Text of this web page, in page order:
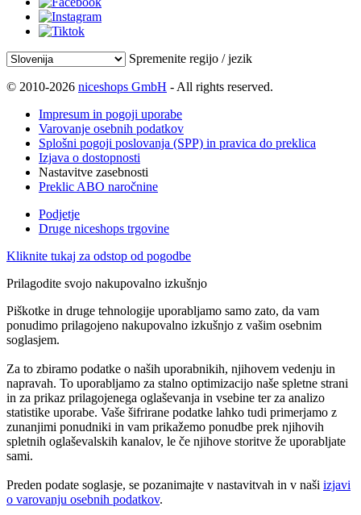
Spremenite regijo / jezik
© 2010-2026 niceshops GmbH - All rights reserved.
Impresum in pogoji uporabe
Varovanje osebnih podatkov
Splošni pogoji poslovanja (SPP) in pravica do preklica
Izjava o dostopnosti
Nastavitve zasebnosti
Preklic ABO naročnine
Podjetje
Druge niceshops trgovine
Kliknite tukaj za odstop od pogodbe
Prilagodite svojo nakupovalno izkušnjo
Piškotke in druge tehnologije uporabljamo samo zato, da vam
ponudimo prilagojeno nakupovalno izkušnjo z vašim osebnim
soglasjem.
Za to zbiramo podatke o naših uporabnikih, njihovem vedenju in
napravah. To uporabljamo za stalno optimizacijo naše spletne strani
in za prikaz prilagojenega oglaševanja in vsebine ter za analizo
statistike uporabe. Vaše šifrirane podatke lahko tudi primerjamo z
zunanjimi ponudniki in vam prikažemo ponudbe prek njihovih
spletnih oglaševalskih kanalov, le če njihove storitve že uporabljate
sami.
Preden podate soglasje, se pozanimajte v nastavitvah in v naši izjavi
o varovanju osebnih podatkov.